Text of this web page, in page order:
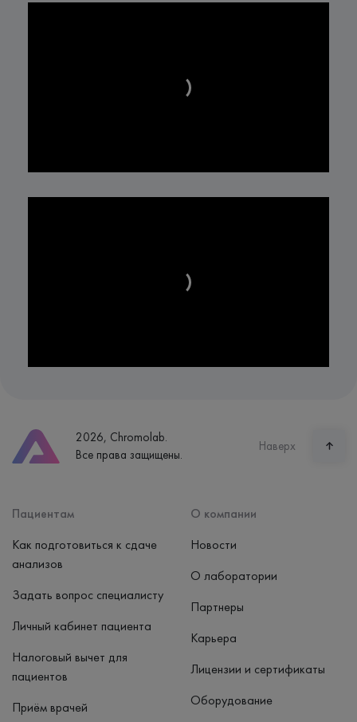
2026, Chromolab.
Все права защищены.
Наверх
Пациентам
Как подготовиться к сдаче
анализов
Задать вопрос специалисту
Личный кабинет пациента
Налоговый вычет для
пациентов
Приём врачей
О компании
Новости
О лаборатории
Партнеры
Карьера
Лицензии и сертификаты
Оборудование